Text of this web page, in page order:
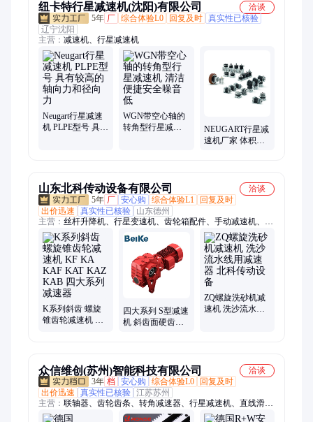
纽卡特行星减速机(沈阳)有限公司
洽谈
5年 厂 综合体验L0 回复及时 真实性已核验
辽宁沈阳
主营： 减速机、行星减速机
Neugart行星减速
机 PLPE型号 具有
WGN带空心轴的
转角型行星减速
NEUGART行星减
速机厂家 体积小
山东北科传动设备有限公司
洽谈
5年 厂 安心购 综合体验L1
回复及时
出价迅速
真实性已核验
山东德州
主营： 丝杆升降机、行星变速机、齿轮箱配件、手动减速机、蜗
杆减速机、大行星减速机、工业用减速机、长寿命减速机、摆线
针轮减速机、二次包络减速机、摆线减速机机架、中心传动提升
机
K系列斜齿 螺旋
锥齿轮减速机 KF
四大系列 S型减速
机 斜齿面硬齿轮
ZQ螺旋洗砂机减
速机 洗沙流水线
众信维创(苏州)智能科技有限公司
洽谈
3年 档 安心购 综合体验L0
回复及时
出价迅速
真实性已核验 江苏苏州
主营： 联轴器、齿轮齿条、转角减速器、行星减速机、直线滑台
模组、直线电机模组